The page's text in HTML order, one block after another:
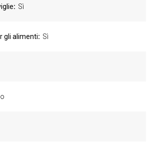
Sì
gli alimenti Sì